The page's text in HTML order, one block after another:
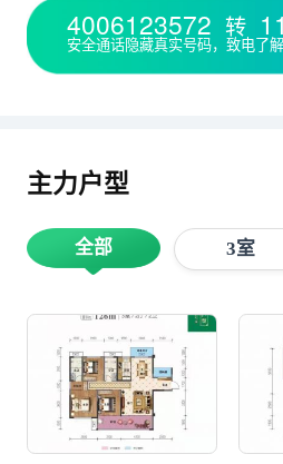
4006123572 转
安全通话隐藏真实号码，致电了
主力户型
全部 3室